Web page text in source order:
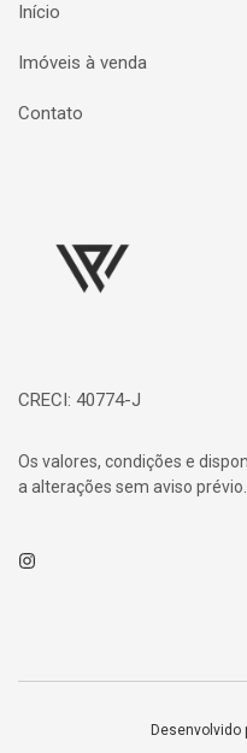
Início
Imóveis à venda
Contato
CRECI: 40774-J
Os valores, condições e
a alterações sem aviso prévio.
Instagram
Desenvolvido